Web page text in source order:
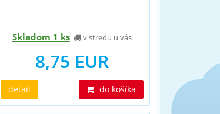
Skladom 1 ks v stredu u vás
8,75 EUR
detail do košíka